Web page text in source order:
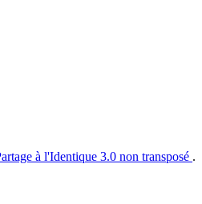
à l'Identique 3.0 non transposé .